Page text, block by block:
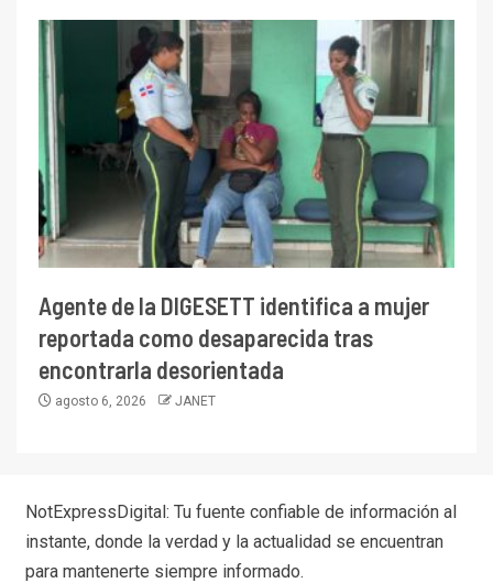
Agente de la DIGESETT identifica a mujer
reportada como desaparecida tras
encontrarla desorientada
agosto 6, 2026 JANET
NotExpressDigital: Tu fuente confiable de información al
instante, donde la verdad y la actualidad se encuentran
para mantenerte siempre informado.